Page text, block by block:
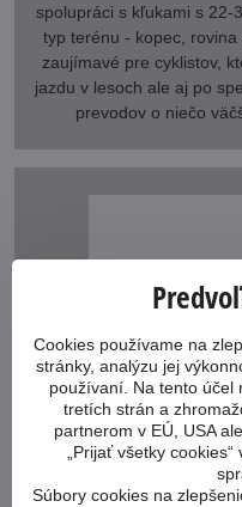
spolupráci s kľukami s
typ terénu - kopec,
zaujímavé pre cyklistov,
jazdu v lesoch ale aj po
prevodov o niečo
Cookies používame na
stránky, analýzu jej
používaní. Na tento účel
tretích strán a
partnerom v EÚ, USA
„Prijať všetky
Súbory cookies na